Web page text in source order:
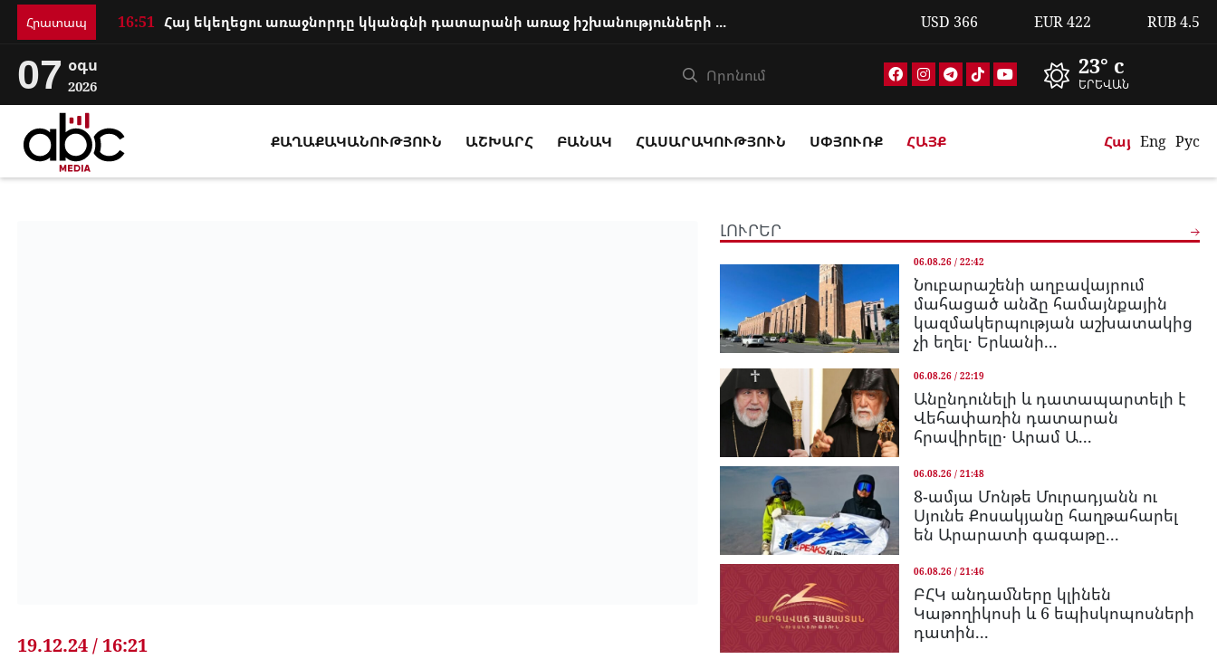
Հրատապ 16:51 Հայ եկեղեցու առաջնորդը կկանգնի դատարանի առաջ իշխանությունների հետ խորացո... USD 366 EUR422 RUB4.5
07 օգս
2026
23° c
ԵՐԵՎԱՆ
ՔԱՂԱՔԱԿԱՆՈՒԹՅՈՒՆ ԱՇԽԱՐՀ ԲԱՆԱԿ ՀԱՍԱՐԱԿՈՒԹՅՈՒՆ ՍՓՅՈՒՌՔ ՀԱՅՔ Հայ Eng Рус
19.12.24 / 16:21
ԼՈՒՐԵՐ
06.08.26 / 22:42
Նուբարաշենի աղբավայրում
մահացած անձը համայնքային
կազմակերպության աշխատակից
չի եղել․ Երևանի...
06.08.26 / 22:19
Անընդունելի և դատապարտելի է
Վեհափառին դատարան
հրավիրելը․ Արամ Ա...
06.08.26 / 21:48
8-ամյա Մոնթե Մուրադյանն ու
Սյունե Քոսակյանը հաղթահարել
են Արարատի գագաթը...
06.08.26 / 21:46
ԲՀԿ անդամները կլինեն
Կաթողիկոսի և 6 եպիսկոպոսների
դատին...